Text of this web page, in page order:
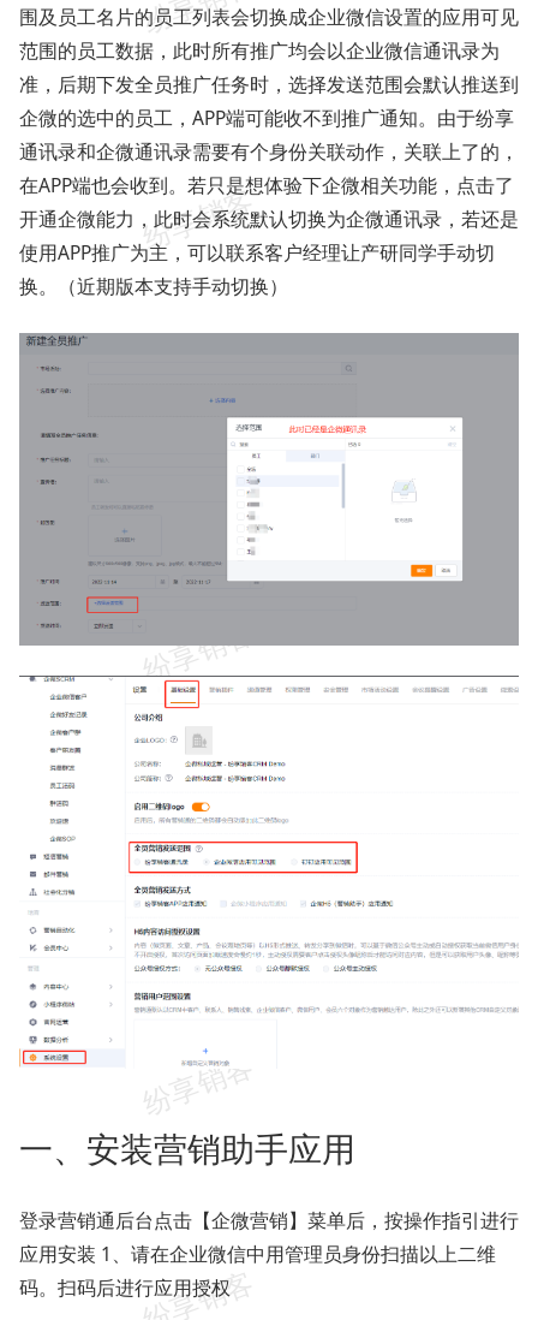
围及员工名片的员工列表会切换成企业微信设置的应用可见
范围的员工数据，此时所有推广均会以企业微信通讯录为
准，后期下发全员推广任务时，选择发送范围会默认推送到
企微的选中的员工，APP端可能收不到推广通知。由于纷享
通讯录和企微通讯录需要有个身份关联动作，关联上了的，
在APP端也会收到。若只是想体验下企微相关功能，点击了
开通企微能力，此时会系统默认切换为企微通讯录，若还是
使用APP推广为主，可以联系客户经理让产研同学手动切
换。（近期版本支持手动切换）
一、安装营销助手应用
登录营销通后台点击【企微营销】菜单后，按操作指引进行
应用安装 1、请在企业微信中用管理员身份扫描以上二维
码。扫码后进行应用授权